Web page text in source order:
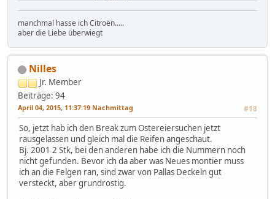
manchmal hasse ich Citroën.....
aber die Liebe überwiegt
Nilles
Jr. Member
Beiträge: 94
April 04, 2015, 11:37:19 Nachmittag #18
So, jetzt hab ich den Break zum Ostereiersuchen jetzt
rausgelassen und gleich mal die Reifen angeschaut.
Bj. 2001 2 Stk, bei den anderen habe ich die Nummern noch
nicht gefunden. Bevor ich da aber was Neues montier muss
ich an die Felgen ran, sind zwar von Pallas Deckeln gut
versteckt, aber grundrostig.